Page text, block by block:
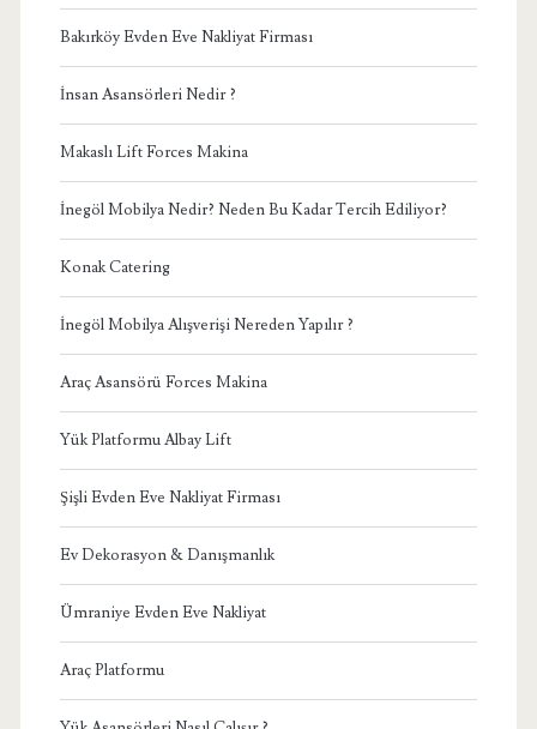
Bakırköy Evden Eve Nakliyat Firması
İnsan Asansörleri Nedir ?
Makaslı Lift Forces Makina
İnegöl Mobilya Nedir? Neden Bu Kadar Tercih Ediliyor?
Konak Catering
İnegöl Mobilya Alışverişi Nereden Yapılır ?
Araç Asansörü Forces Makina
Yük Platformu Albay Lift
Şişli Evden Eve Nakliyat Firması
Ev Dekorasyon & Danışmanlık
Ümraniye Evden Eve Nakliyat
Araç Platformu